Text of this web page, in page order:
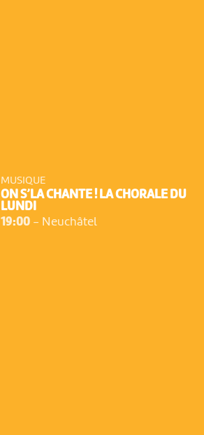
MUSIQUE
ON S’LA CHANTE ! LA CHORALE DU
LUNDI
19:00- Neuchâtel